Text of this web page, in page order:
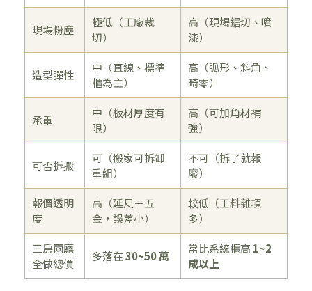
現場粉塵
極低（工廠裁
切）
高（現場鋸切、噴
漆）
造型彈性
中（直線、標準
櫃為主）
高（弧形、斜角、
畸零）
承重
中（板材厚度有
限）
高（可加角材補
強）
可否拆搬
可（搬家可拆卸
重組）
不可（拆了就報
廢）
報價透明
度
高（延尺＋五
金，誤差小）
較低（工料雜項
多）
三房兩廳
全做總價
多落在30~50 萬
常比系統櫃高 1~2
成以上